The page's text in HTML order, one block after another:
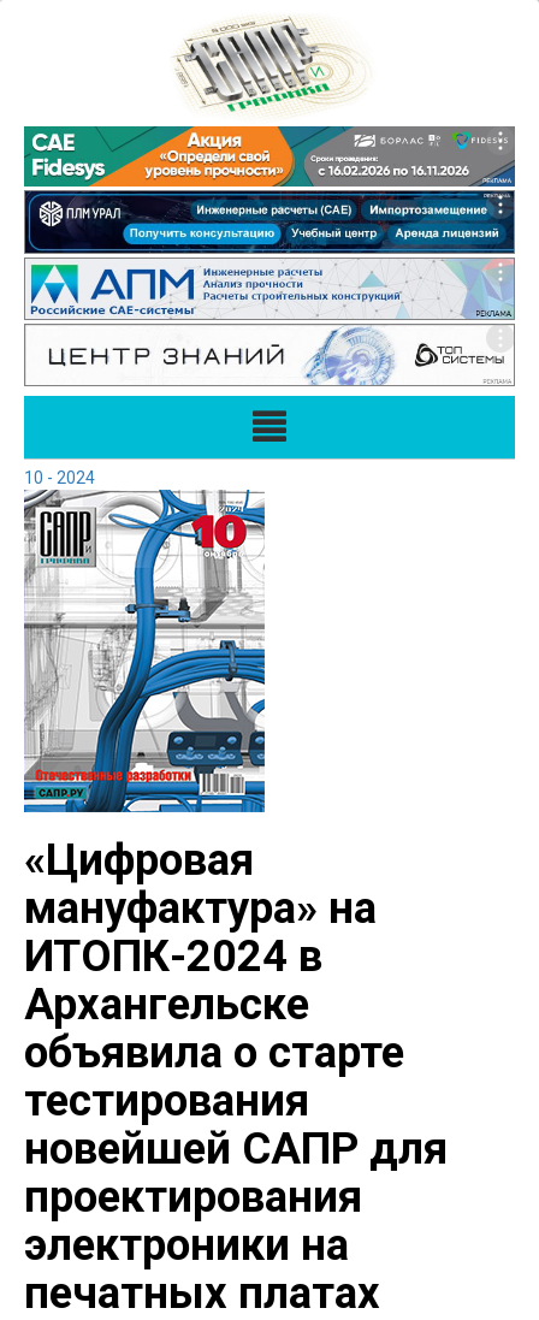
10 - 2024
«Цифровая
мануфактура» на
ИТОПК-2024 в
Архангельске
объявила о старте
тестирования
новейшей САПР для
проектирования
электроники на
печатных платах